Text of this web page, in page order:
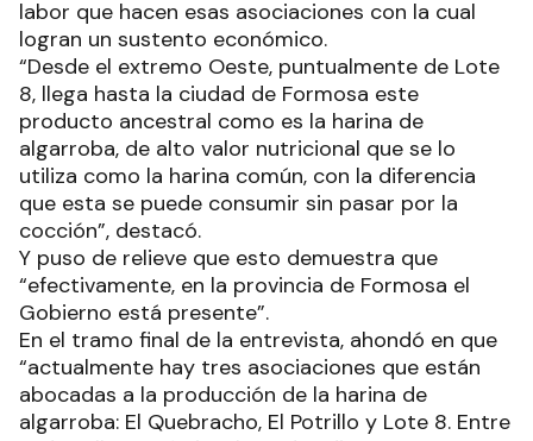
labor que hacen esas asociaciones con la cual
logran un sustento económico.
“Desde el extremo Oeste, puntualmente de Lote
8, llega hasta la ciudad de Formosa este
producto ancestral como es la harina de
algarroba, de alto valor nutricional que se lo
utiliza como la harina común, con la diferencia
que esta se puede consumir sin pasar por la
cocción”, destacó.
Y puso de relieve que esto demuestra que
“efectivamente, en la provincia de Formosa el
Gobierno está presente”.
En el tramo final de la entrevista, ahondó en que
“actualmente hay tres asociaciones que están
abocadas a la producción de la harina de
algarroba: El Quebracho, El Potrillo y Lote 8. Entre